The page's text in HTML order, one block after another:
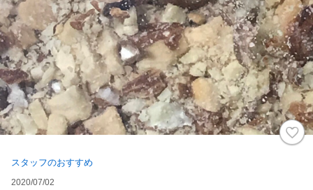
スタッフのおすすめ
2020/07/02